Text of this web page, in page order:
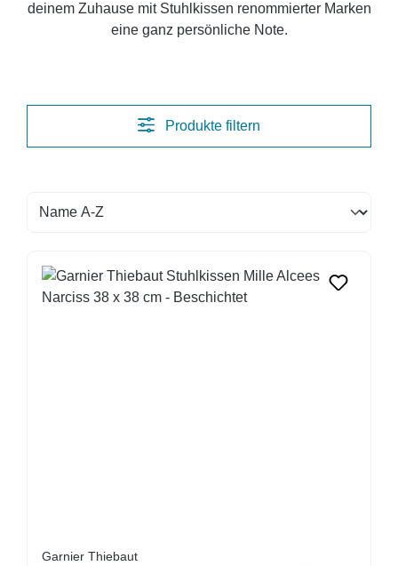
deinem Zuhause mit Stuhlkissen renommierter Marken
eine ganz persönliche Note.
Produkte filtern
Garnier Thiebaut